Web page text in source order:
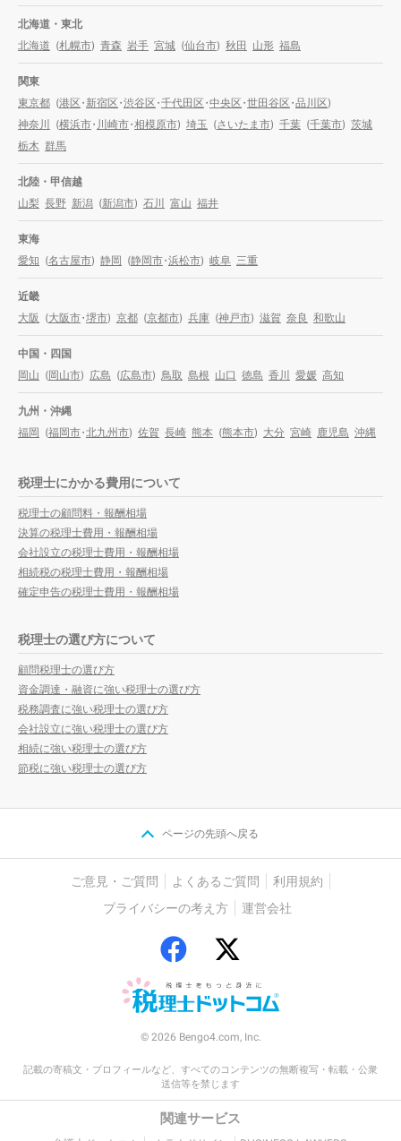
北海道・東北
北海道 (札幌市) 青森 岩手 宮城 (仙台市) 秋田 山形 福島
関東
東京都 (港区・新宿区・渋谷区・千代田区・中央区・世田谷区・品川区)
神奈川
(横浜市・川崎市・相模原市) 埼玉 (さいたま市) 千葉 (千葉市) 茨城
栃木 群馬
北陸・甲信越
山梨 長野 新潟 (新潟市) 石川 富山 福井
東海
愛知 (名古屋市) 静岡 (静岡市・浜松市) 岐阜 三重
近畿
大阪 (大阪市・堺市) 京都 (京都市) 兵庫 (神戸市) 滋賀 奈良 和歌山
中国・四国
岡山 (岡山市) 広島 (広島市) 鳥取 島根 山口 徳島 香川 愛媛 高知
九州・沖縄
福岡 (福岡市・北九州市) 佐賀 長崎 熊本 (熊本市) 大分 宮崎 鹿児島 沖縄
税理士にかかる費用について
税理士の顧問料・報酬相場
決算の税理士費用・報酬相場
会社設立の税理士費用・報酬相場
相続税の税理士費用・報酬相場
確定申告の税理士費用・報酬相場
税理士の選び方について
顧問税理士の選び方
資金調達・融資に強い税理士の選び方
税務調査に強い税理士の選び方
会社設立に強い税理士の選び方
相続に強い税理士の選び方
節税に強い税理士の選び方
ページの先頭へ戻る
ご意見・ご質問 よくあるご質問
利用規約
プライバシーの考え方
運営会社
© 2026 Bengo4.com, Inc.
記載の寄稿文・プロフィールなど、すべてのコンテンツの無断複写・転載・公衆
送信等を禁じます
関連サービス